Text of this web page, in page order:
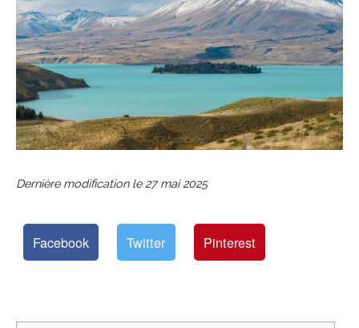
Dernière modification le 27 mai 2025
Facebook Twitter Pinterest